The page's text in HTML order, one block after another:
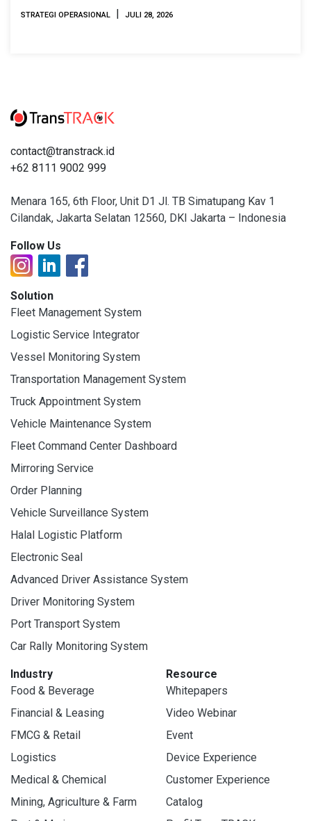
STRATEGI OPERASIONAL | JULI 28, 2026
contact@transtrack.id
+62 8111 9002 999
Menara 165, 6th Floor, Unit D1 Jl. TB Simatupang Kav 1
Cilandak, Jakarta Selatan 12560, DKI Jakarta – Indonesia
Follow Us
Solution
Fleet Management System
Logistic Service Integrator
Vessel Monitoring System
Transportation Management System
Truck Appointment System
Vehicle Maintenance System
Fleet Command Center Dashboard
Mirroring Service
Order Planning
Vehicle Surveillance System
Halal Logistic Platform
Electronic Seal
Advanced Driver Assistance System
Driver Monitoring System
Port Transport System
Car Rally Monitoring System
Industry
Food & Beverage
Financial & Leasing
FMCG & Retail
Logistics
Medical & Chemical
Mining, Agriculture & Farm
Resource
Whitepapers
Video Webinar
Event
Device Experience
Customer Experience
Catalog